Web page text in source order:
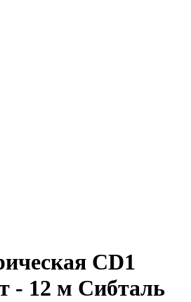
CD1
- 12 м Сибталь